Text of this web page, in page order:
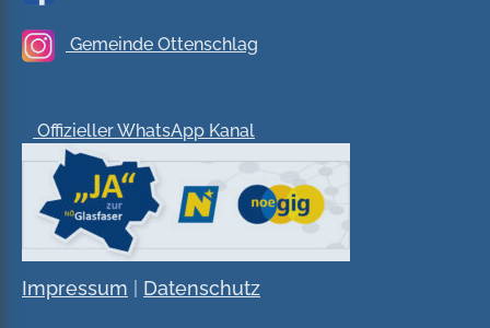
Gemeinde Ottenschlag
Offizieller WhatsApp Kanal
Impressum Datenschutz